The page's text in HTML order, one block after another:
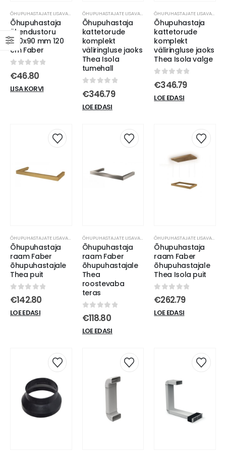
ÕHUPUHASTAJATE LISAVARUSTUS
Õhupuhastaja
ühendustoru
220x90 mm 120
cm Faber
out of 5
€46.80
LISA KORVI
ÕHUPUHASTAJATE LISAVARUSTUS
Õhupuhastaja
kattetorude
komplekt
väliringluse jaoks
Thea Isola
tumehall
out of 5
€346.79
LOE EDASI
ÕHUPUHASTAJATE LISAVARUSTUS
Õhupuhastaja
kattetorude
komplekt
väliringluse jaoks
Thea Isola valge
out of 5
€346.79
LOE EDASI
Õhupuhastaja
raam Faber
õhupuhastajale
Thea puit
out of 5
€142.80
LOE EDASI
ÕHUPUHASTAJATE LISAVARUSTUS
Õhupuhastaja
raam Faber
õhupuhastajale
Thea
roostevaba
teras
out of 5
€118.80
LOE EDASI
Õhupuhastaja
raam Faber
õhupuhastajale
Thea Isola puit
out of 5
€262.79
LOE EDASI